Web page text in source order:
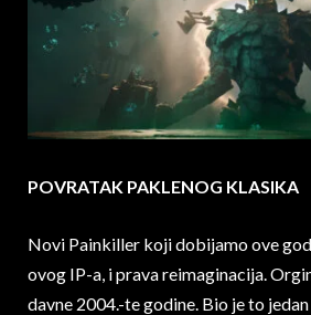
POVRATAK PAKLENOG KLASIKA
Novi Painkiller koji dobijamo ove
ovog IP-a, i prava reimaginacija.
davne 2004.-te godine. Bio je to